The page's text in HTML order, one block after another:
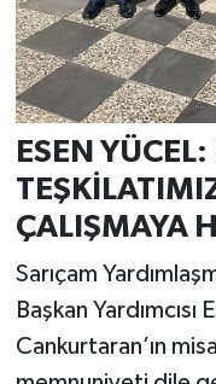
ESEN
ÇALIŞMAYA
Sarıçam
Başkan
Cankurtaran’ın